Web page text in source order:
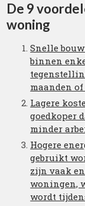
De 9
woning
Snelle
binnen
maanden
Lagere
goedkoper
minder
Hogere
gebruikt
zijn vaak
woningen,
wordt